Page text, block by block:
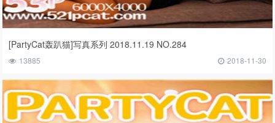
[PartyCat轰趴猫]写真系列 2018.11.19 NO.284
13885 2018-11-30